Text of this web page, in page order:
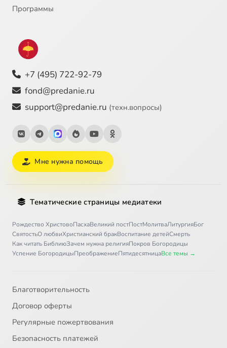
Программы
+7 (495) 722-92-79
fond@predanie.ru
support@predanie.ru (техн.вопросы)
Мне нужна помощь
Тематические страницы медиатеки
Рождество ХристовоПасхаВеликий постПостМолитваЛитургияБог
СвятостьО любвиХристианский бракВоспитание детейСмерть
Как читать БиблиюЗачем нужна религияПокров Богородицы
Успение БогородицыПреображениеПятидесятницаВсе темы →
Благотворительность
Договор оферты
Регулярные пожертвования
Безопасность платежей